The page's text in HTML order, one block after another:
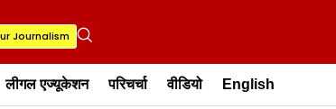
Journalism
लीगल एज्यूकेशन परिचर्चा वीडियो English